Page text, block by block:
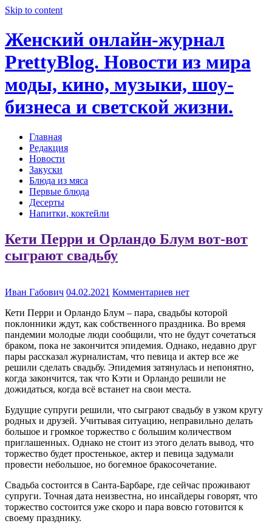
Skip to content
Женский онлайн-журнал
PrettyBlog. Новости из мира
моды, кино, музыки, шоу-
бизнеса и светской жизни.
Главная
Редакция
Новости
Закуски
Блюда из мяса
Первые блюда
Десерты
Напитки, коктейли
Кети Перри и Орландо Блум вот-вот
сыграют свадьбу
Иван Габович 04.02.2021 Комментариев нет
Кети Перри и Орландо Блум – пара, свадьбы которой
поклонники ждут, как собственного праздника. Во время
пандемии молодые люди сообщили, что не будут сочетаться
браком, пока не закончится эпидемия. Однако, недавно друг
пары рассказал журналистам, что певица и актер все же
решили сделать свадьбу. Эпидемия затянулась и непонятно,
когда закончится, так что Кэти и Орландо решили не
дожидаться, когда всё встанет на свои места.
Будущие супруги решили, что сыграют свадьбу в узком кругу
родных и друзей. Учитывая ситуацию, неправильно делать
большое и громкое торжество с большим количеством
приглашенных. Однако не стоит из этого делать вывод, что
торжество будет простенькое, актер и певица задумали
провести небольшое, но богемное бракосочетание.
Свадьба состоится в Санта-Барбаре, где сейчас проживают
супруги. Точная дата неизвестна, но инсайдеры говорят, что
торжество состоится уже скоро и пара вовсю готовится к
своему празднику.